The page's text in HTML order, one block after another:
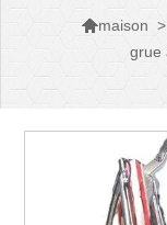
maison >
grue